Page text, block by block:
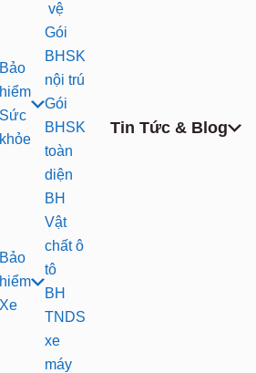
vệ
Bảo
hiểm
Sức
khỏe
Gói
BHSK
nội trú
Gói
BHSK
toàn
diện
Bảo
hiểm
Xe
BH
Vật
chất ô
tô
BH
TNDS
xe
máy
Tin Tức & Blog